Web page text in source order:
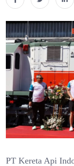
PT Kereta Api